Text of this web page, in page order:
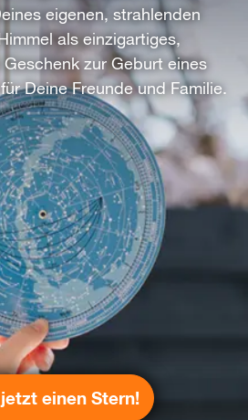
eigenen, strahlenden
als einzigartiges,
Geschenk zur Geburt eines
Deine Freunde und Familie.
einen Stern!